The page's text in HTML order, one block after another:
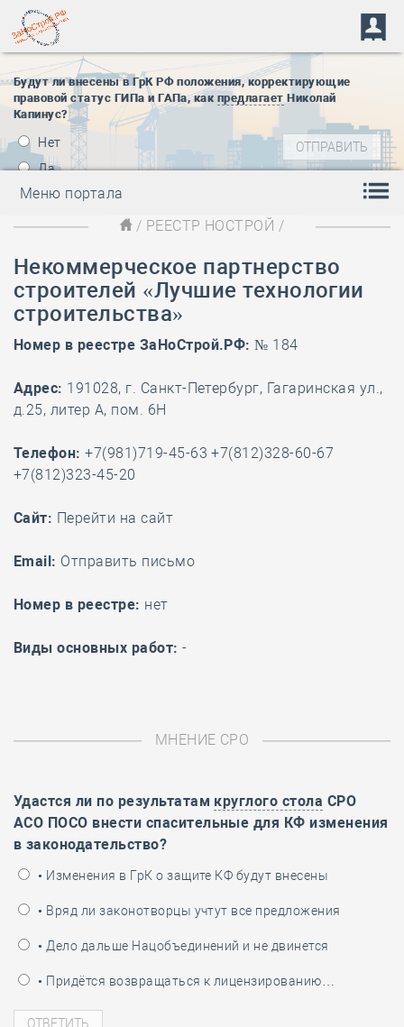
Будут ли внесены в ГрК РФ положения, корректирующие
правовой статус ГИПа и ГАПа, как предлагает Николай
Капинус?
Нет
Да
Меню портала
/ РЕЕСТР НОСТРОЙ /
Некоммерческое партнерство
строителей «Лучшие технологии
строительства»
Номер в реестре ЗаНоСтрой.РФ: № 184
Адрес: 191028, г. Санкт-Петербург, Гагаринская ул.,
д.25, литер А, пом. 6Н
Телефон: +7(981)719-45-63 +7(812)328-60-67
+7(812)323-45-20
Cайт: Перейти на сайт
Email: Отправить письмо
Номер в реестре: нет
Виды основных работ: -
МНЕНИЕ СРО
Удастся ли по результатам круглого стола СРО
АСО ПОСО внести спасительные для КФ изменения
в законодательство?
• Изменения в ГрК о защите КФ будут внесены
• Вряд ли законотворцы учтут все предложения
• Дело дальше Нацобъединений и не двинется
• Придётся возвращаться к лицензированию…